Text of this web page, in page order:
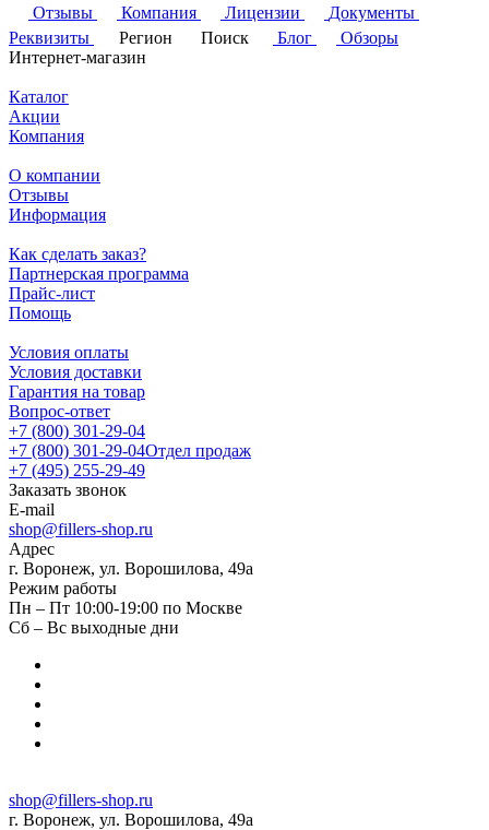
Отзывы
Компания Лицензии
Документы
Реквизиты
Регион Поиск Блог
Обзоры
Интернет-магазин
Каталог
Акции
Компания
О компании
Отзывы
Информация
Как сделать заказ?
Партнерская программа
Прайс-лист
Помощь
Условия оплаты
Условия доставки
Гарантия на товар
Вопрос-ответ
+7 (800) 301-29-04
+7 (800) 301-29-04Отдел продаж
+7 (495) 255-29-49
Заказать звонок
E-mail
shop@fillers-shop.ru
Адрес
г. Воронеж, ул. Ворошилова, 49а
Режим работы
Пн – Пт 10:00-19:00 по Москве
Сб – Вс выходные дни
shop@fillers-shop.ru
г. Воронеж, ул. Ворошилова, 49а